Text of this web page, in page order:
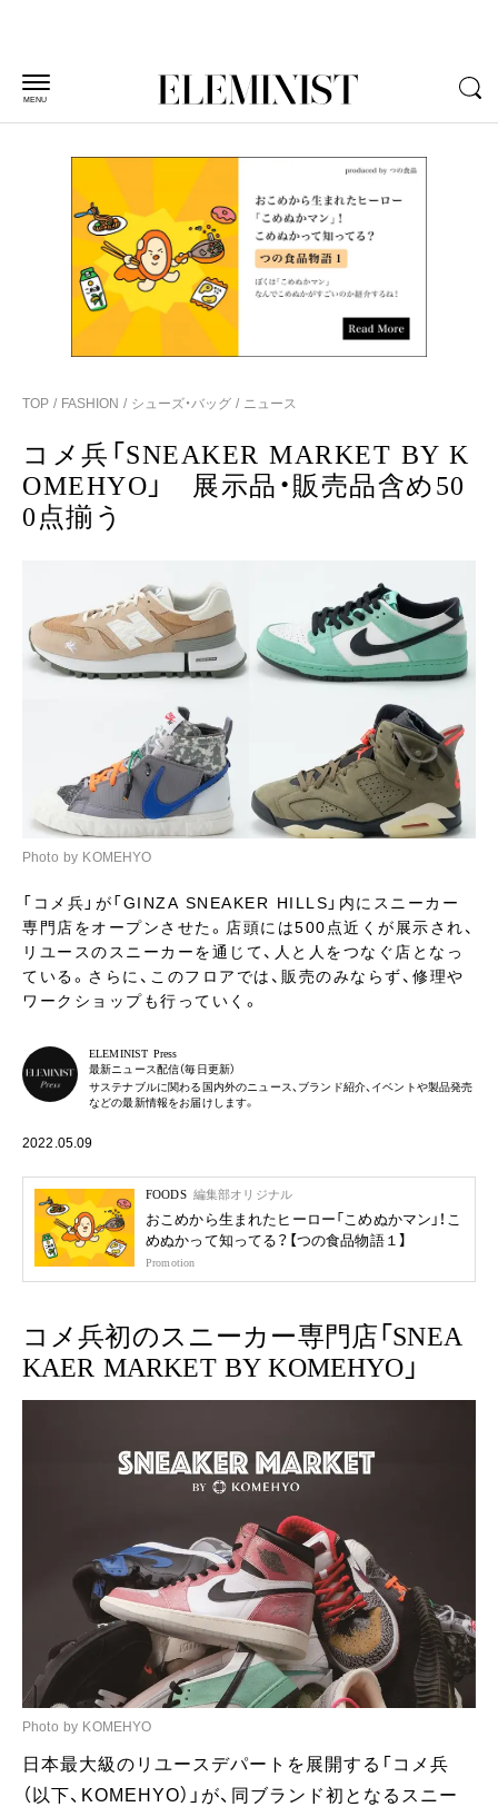
MENU
TOP FASHION シューズ・バッグ ニュース
コメ兵「SNEAKER MARKET BY K
OMEHYO」 展示品・販売品含め50
0点揃う
Photo by KOMEHYO
「コメ兵」が「GINZA SNEAKER HILLS」内にスニーカー
専門店をオープンさせた。店頭には500点近くが展示され、
リユースのスニーカーを通じて、人と人をつなぐ店となっ
ている。さらに、このフロアでは、販売のみならず、修理や
ワークショップも行っていく。
ELEMINIST Press
最新ニュース配信（毎日更新）
サステナブルに関わる国内外のニュース、ブランド紹介、イベントや製品発売
などの最新情報をお届けします。
2022.05.09
FOODS 編集部オリジナル
おこめから生まれたヒーロー「こめぬかマン」！こ
めぬかって知ってる？【つの食品物語１】
Promotion
コメ兵初のスニーカー専門店「SNEA
KAER MARKET BY KOMEHYO」
Photo by KOMEHYO
日本最大級のリユースデパートを展開する「コメ兵
（以下、KOMEHYO）」が、同ブランド初となるスニー